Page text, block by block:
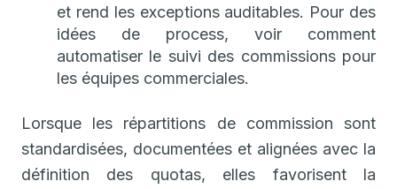
et rend les exceptions auditables. Pour des
idées de process, voir comment
automatiser le suivi des commissions pour
les équipes commerciales.
Lorsque les répartitions de commission sont
standardisées, documentées et alignées avec la
définition des quotas, elles favorisent la